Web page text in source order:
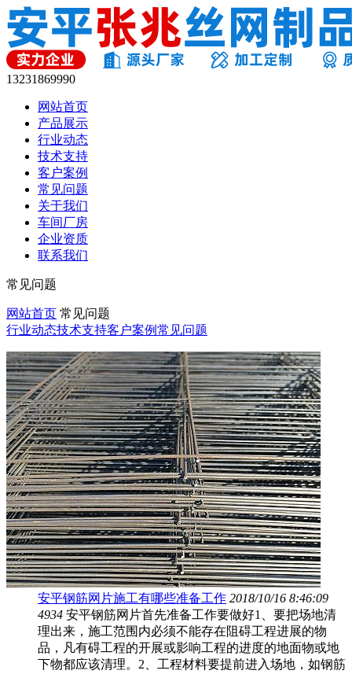
13231869990
网站首页
产品展示
行业动态
技术支持
客户案例
常见问题
关于我们
车间厂房
企业资质
联系我们
常见问题
网站首页 常见问题
行业动态技术支持客户案例常见问题
安平钢筋网片施工有哪些准备工作 2018/10/16 8:46:09
4934 安平钢筋网片首先准备工作要做好1、要把场地清
理出来，施工范围内必须不能存在阻碍工程进展的物
品，凡有碍工程的开展或影响工程的进度的地面物或地
下物都应该清理。2、工程材料要提前进入场地，如钢筋